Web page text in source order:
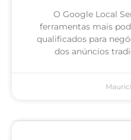
O Google Local
ferramentas mais
qualificados para
dos anúncios